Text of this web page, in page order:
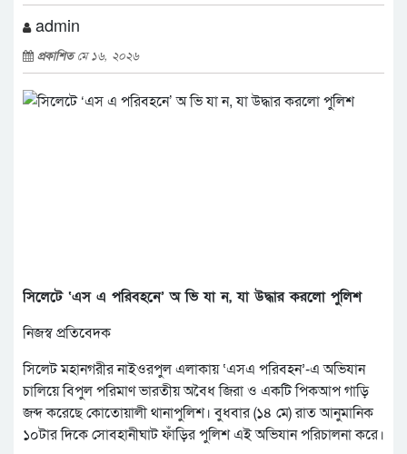
admin
প্রকাশিতমে ১৬, ২০২৬
সিলেটে ‘এস এ পরিবহনে’ অ ভি যা ন, যা উদ্ধার করলো পুলিশ
নিজস্ব প্রতিবেদক
সিলেট মহানগরীর নাইওরপুল এলাকায় ‘এসএ পরিবহন’-এ অভিযান
চালিয়ে বিপুল পরিমাণ ভারতীয় অবৈধ জিরা ও একটি পিকআপ গাড়ি
জব্দ করেছে কোতোয়ালী থানাপুলিশ। বুধবার (১৪ মে) রাত আনুমানিক
১০টার দিকে সোবহানীঘাট ফাঁড়ির পুলিশ এই অভিযান পরিচালনা করে।